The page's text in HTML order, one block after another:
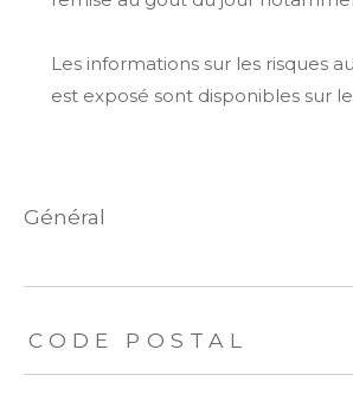
Les informations sur les risques
est exposé sont disponibles sur
général
TRAD_ZEPHYR_Caracteristique
CODE POSTAL